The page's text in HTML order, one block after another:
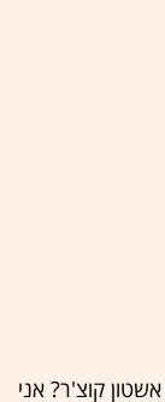
קוצ'ר? אני